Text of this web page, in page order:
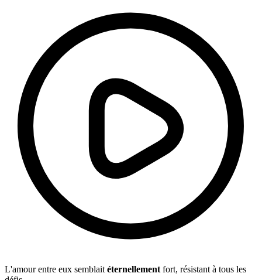
L'amour entre eux semblait éternellement fort, résistant à tous les